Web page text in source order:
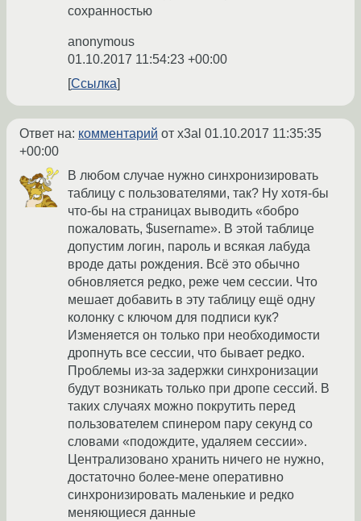
сохранностью
anonymous
01.10.2017 11:54:23 +00:00
Ссылка
Ответ на: комментарий от x3al 01.10.2017 11:35:35
+00:00
В любом случае нужно синхронизировать
таблицу с пользователями, так? Ну хотя-бы
что-бы на страницах выводить «бобро
пожаловать, $username». В этой таблице
допустим логин, пароль и всякая лабуда
вроде даты рождения. Всё это обычно
обновляется редко, реже чем сессии. Что
мешает добавить в эту таблицу ещё одну
колонку с ключом для подписи кук?
Изменяется он только при необходимости
дропнуть все сессии, что бывает редко.
Проблемы из-за задержки синхронизации
будут возникать только при дропе сессий. В
таких случаях можно покрутить перед
пользователем спинером пару секунд со
словами «подождите, удаляем сессии».
Централизовано хранить ничего не нужно,
достаточно более-мене оперативно
синхронизировать маленькие и редко
меняющиеся данные